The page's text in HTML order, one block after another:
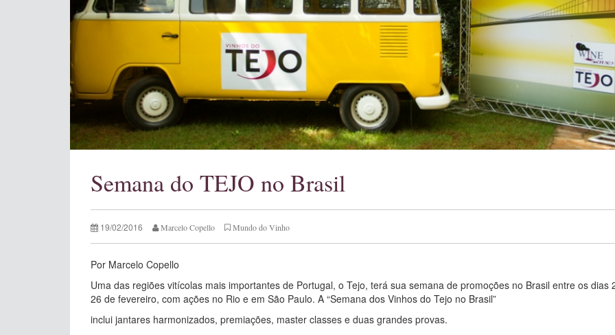
Semana do TEJO no Brasil
19/02/2016 Marcelo Copello Mundo do Vinho
Por Marcelo Copello
Uma das regiões vitícolas mais importantes de Portugal, o Tejo, terá sua semana de promoções no Brasil entre os dias
26 de fevereiro, com ações no Rio e em São Paulo. A “Semana dos Vinhos do Tejo no Brasil”
inclui jantares harmonizados, premiações, master classes e duas grandes provas.